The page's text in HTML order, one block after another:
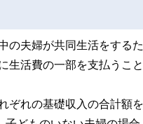
の夫婦が共同生活をする
生活費の一部を支払うこ
ぞれの基礎収入の合計額